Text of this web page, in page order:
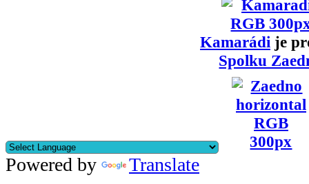
Kamarádi je
Spolku
Powered by Translate